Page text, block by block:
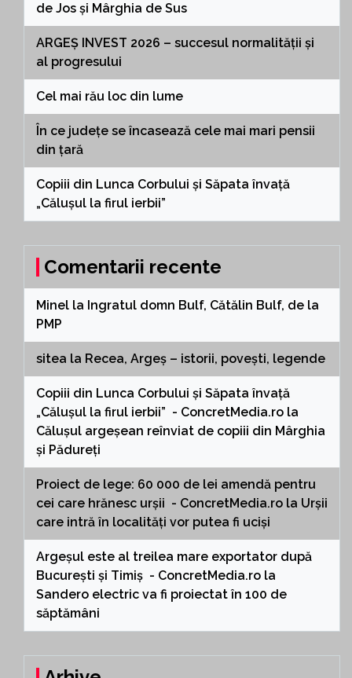
de Jos și Mârghia de Sus
ARGEȘ INVEST 2026 – succesul normalității și
al progresului
Cel mai rău loc din lume
În ce județe se încasează cele mai mari pensii
din țară
Copiii din Lunca Corbului și Săpata învață
„Călușul la firul ierbii”
Comentarii recente
Minel la Ingratul domn Bulf, Cătălin Bulf, de la
PMP
sitea la Recea, Argeș – istorii, povești, legende
Copiii din Lunca Corbului și Săpata învață
„Călușul la firul ierbii” - ConcretMedia.ro la
Călușul argeșean reînviat de copiii din Mârghia
și Pădureți
Proiect de lege: 60 000 de lei amendă pentru
cei care hrănesc urșii - ConcretMedia.ro la Urșii
care intră în localități vor putea fi uciși
Argeșul este al treilea mare exportator după
București și Timiș - ConcretMedia.ro la
Sandero electric va fi proiectat în 100 de
săptămâni